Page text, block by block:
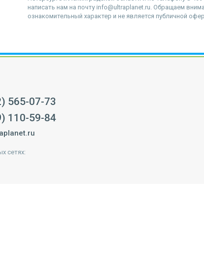
написать нам на почту info@ultraplanet.ru. Обращаем
ознакомительный характер и не является публичной
565-07-73
110-59-84
сетях: